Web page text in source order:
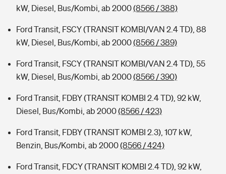
kW, Diesel, Bus/Kombi, ab 2000(8566 / 388)
Ford Transit, FSCY (TRANSIT KOMBI/VAN 2.4 TD), 88
kW, Diesel, Bus/Kombi, ab 2000(8566 / 389)
Ford Transit, FSCY (TRANSIT KOMBI/VAN 2.4 TD), 55
kW, Diesel, Bus/Kombi, ab 2000(8566 / 390)
Ford Transit, FDBY (TRANSIT KOMBI 2.4 TD), 92 kW,
Diesel, Bus/Kombi, ab 2000(8566 / 423)
Ford Transit, FDBY (TRANSIT KOMBI 2.3), 107 kW,
Benzin, Bus/Kombi, ab 2000(8566 / 424)
Ford Transit, FDCY (TRANSIT KOMBI 2.4 TD), 92 kW,